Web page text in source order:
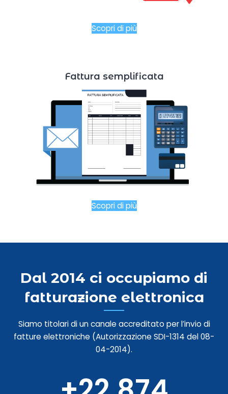
Scopri di più
Fattura semplificata
Scopri di più
Dal 2014 ci occupiamo di
fatturazione elettronica
Siamo titolari di un canale accreditato per l’invio di
fatture elettroniche (Autorizzazione SDI-1314 del 08-
04-2014).